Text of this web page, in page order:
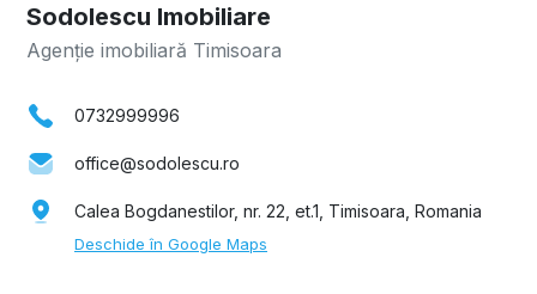
Sodolescu Imobiliare
Agenție imobiliară Timisoara
0732999996
office@sodolescu.ro
Calea Bogdanestilor, nr. 22, et.1, Timisoara, Romania
Deschide în Google Maps